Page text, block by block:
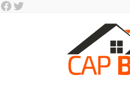
Skip
Facebook Twitter